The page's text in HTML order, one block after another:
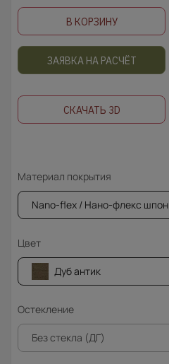
В КОРЗИНУ
ЗАЯВКА НА РАСЧЁТ
СКАЧАТЬ 3D
Материал покрытия
Nano-flex / Нано-флекс шпон
Цвет
Дуб антик
Остекление
Без стекла (ДГ)